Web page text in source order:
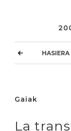
HASIERA
Gaiak
La